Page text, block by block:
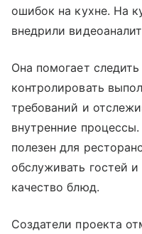
ошибок на кухне. На
внедрили
Она помогает
контролировать
требований и
внутренние
полезен для
обслуживать гостей
качество блюд.
Создатели проекта